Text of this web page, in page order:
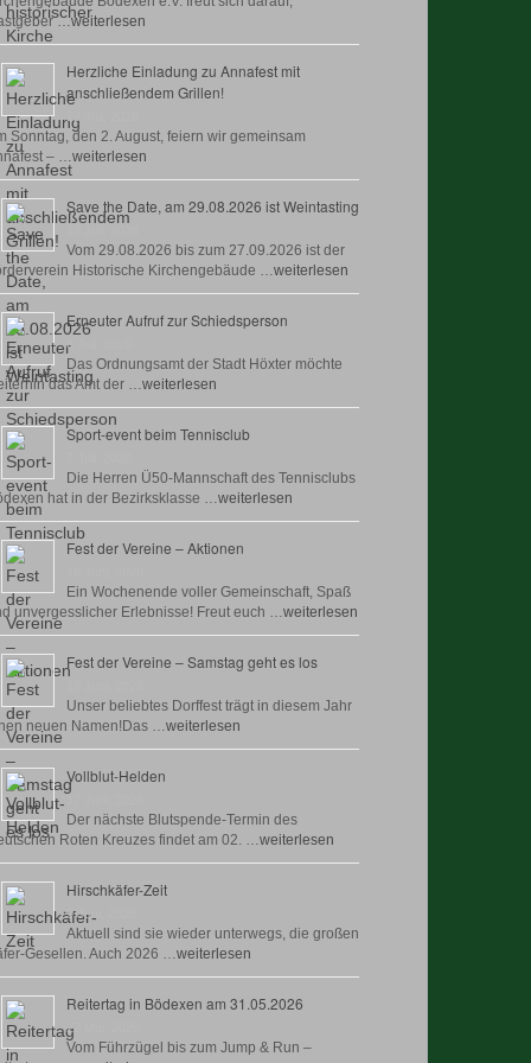
…weiterlesen
Herzliche Einladung zu Annafest mit
anschließendem Grillen!
Sonntag, den 2. August, feiern wir gemeinsam
– …weiterlesen
Save the Date, am 29.08.2026 ist Weintasting
Vom 29.08.2026 bis zum 27.09.2026 ist der
Historische Kirchengebäude …weiterlesen
Erneuter Aufruf zur Schiedsperson
8 Juli, 2026
Das Ordnungsamt der Stadt Höxter möchte
das Amt der …weiterlesen
Sport-event beim Tennisclub
Die Herren Ü50-Mannschaft des Tennisclubs
hat in der Bezirksklasse …weiterlesen
Fest der Vereine – Aktionen
Ein Wochenende voller Gemeinschaft, Spaß
unvergesslicher Erlebnisse! Freut euch …weiterlesen
Fest der Vereine – Samstag geht es los
Unser beliebtes Dorffest trägt in diesem Jahr
neuen Namen!Das …weiterlesen
Vollblut-Helden
Der nächste Blutspende-Termin des
Roten Kreuzes findet am 02. …weiterlesen
Hirschkäfer-Zeit
9 Juni, 2026
Aktuell sind sie wieder unterwegs, die großen
Gesellen. Auch 2026 …weiterlesen
Reitertag in Bödexen am 31.05.2026
27 Mai, 2026
Vom Führzügel bis zum Jump & Run –